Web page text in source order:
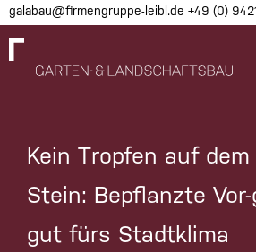
Skip
to
galabau@firmengruppe-leibl.de +49 (0)
Kein Tropfen auf
Stein: Bepflanzte
gut fürs Stadtklima